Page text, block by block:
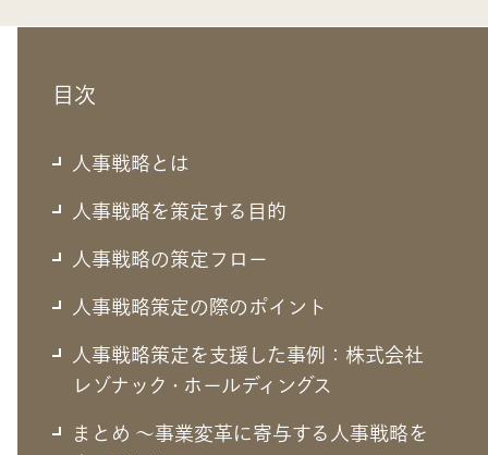
目次
人事戦略とは
人事戦略を策定する目的
人事戦略の策定フロー
人事戦略策定の際のポイント
人事戦略策定を支援した事例：株式会社
レゾナック・ホールディングス
まとめ ～事業変革に寄与する人事戦略を
人事戦略とは